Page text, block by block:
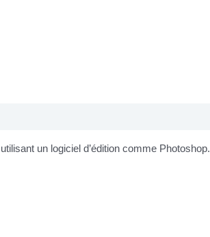
un logiciel d’édition comme Photoshop.